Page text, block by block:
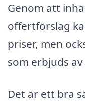
Genom att
offertförslag
priser, men
som erbjuds
Det är ett bra